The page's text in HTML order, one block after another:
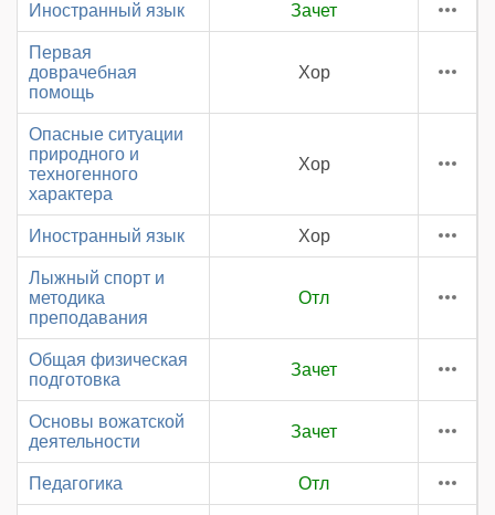
Иностранный язык Зачет
Первая
доврачебная
помощь
Хор
Опасные ситуации
природного и
техногенного
характера
Хор
Иностранный язык Хор
Лыжный спорт и
методика
преподавания
Отл
Общая физическая
подготовка
Зачет
Основы вожатской
деятельности
Зачет
Педагогика Отл